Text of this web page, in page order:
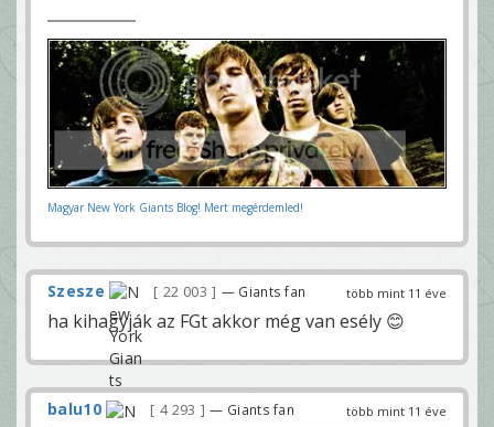
Magyar New York Giants Blog! Mert megérdemled!
több mint 11 éve
Szesze 22 003 — Giants fan
ha kihagyják az FGt akkor még van esély 😊
több mint 11 éve
balu10 4 293 — Giants fan